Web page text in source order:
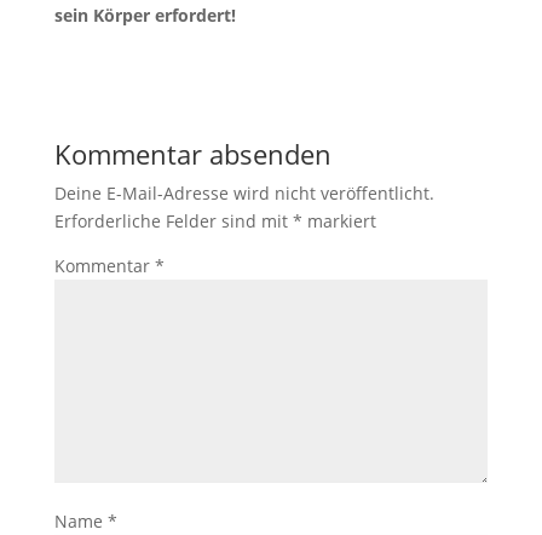
sein Körper erfordert!
Kommentar absenden
Deine E-Mail-Adresse wird nicht veröffentlicht.
Erforderliche Felder sind mit * markiert
Kommentar *
Name *